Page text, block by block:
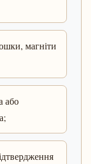
магніти
або